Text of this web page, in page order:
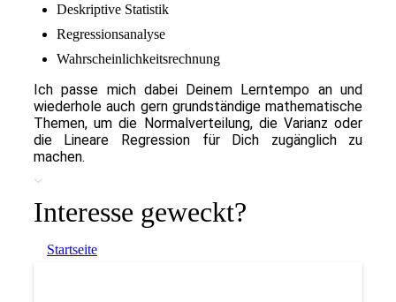
Deskriptive Statistik
Regressionsanalyse
Wahrscheinlichkeitsrechnung
Ich passe mich dabei Deinem Lerntempo an und
wiederhole auch gern grundständige mathematische
Themen, um die Normalverteilung, die Varianz oder
die Lineare Regression für Dich zugänglich zu
machen.
Interesse geweckt?
Startseite